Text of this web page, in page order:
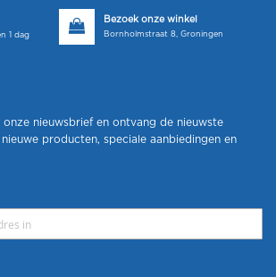
1 dag
Bezoek onze winkel
Bornholmstraat 8, Groningen
onze nieuwsbrief en ontvang de nieuwste
producten, speciale aanbiedingen en